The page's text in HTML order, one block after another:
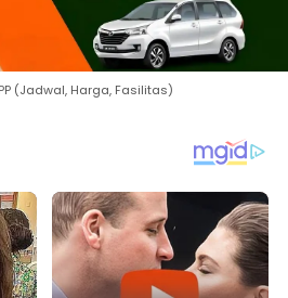
(Jadwal, Harga, Fasilitas)